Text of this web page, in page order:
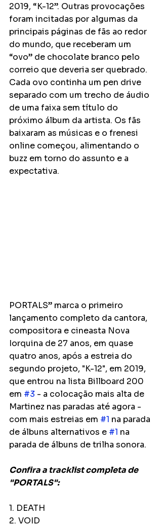
2019, “K-12”. Outras provocações
foram incitadas por algumas da
principais páginas de fãs ao redor
do mundo, que receberam um
“ovo” de chocolate branco pelo
correio que deveria ser quebrado.
Cada ovo continha um pen drive
separado com um trecho de áudio
de uma faixa sem título do
próximo álbum da artista. Os fãs
baixaram as músicas e o frenesi
online começou, alimentando o
buzz em torno do assunto e a
expectativa.
PORTALS” marca o primeiro
lançamento completo da cantora,
compositora e cineasta Nova
Iorquina de 27 anos, em quase
quatro anos, após a estreia do
segundo projeto, "K-12", em 2019,
que entrou na lista Billboard 200
em #3 - a colocação mais alta de
Martinez nas paradas até agora -
com mais estreias em #1 na parada
de álbuns alternativos e #1 na
parada de álbuns de trilha sonora.
Confira a tracklist completa de
"PORTALS":
1. DEATH
2. VOID